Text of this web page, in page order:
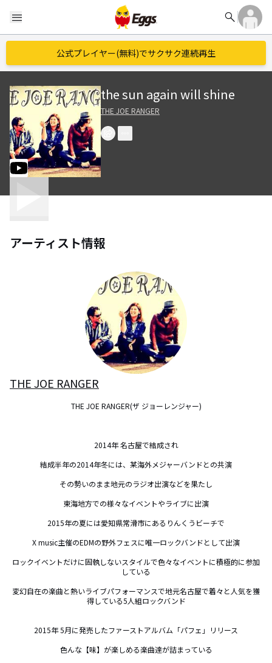
menu search
公式プレイヤー(無料)でサクサク連続再生
the sun again will shine
THE JOE RANGER
アーティスト情報
THE JOE RANGER
THE JOE RANGER(ザ ジョーレンジャー)
2014年 名古屋で結成され
結成半年の2014年冬には、某海外メジャーバンドとの共演
その勢いのまま地元のラジオ出演などを果たし
東海地方での様々なイベントやライブに出演
2015年の夏には愛知県常滑市にあるりんくうビーチで
X music主催のEDMの野外フェスに唯一ロックバンドとして出演
ロックイベントだけに固執しないスタイルで色々なイベントに積極的に参加
している
変幻自在の楽曲と熱いライブパフォーマンスで地元名古屋で着々と人気を獲
得している5人組ロックバンド
2015年 5月に発売したファーストアルバム「パフェ」リリース
色んな【味】が楽しめる楽曲達が詰まっている